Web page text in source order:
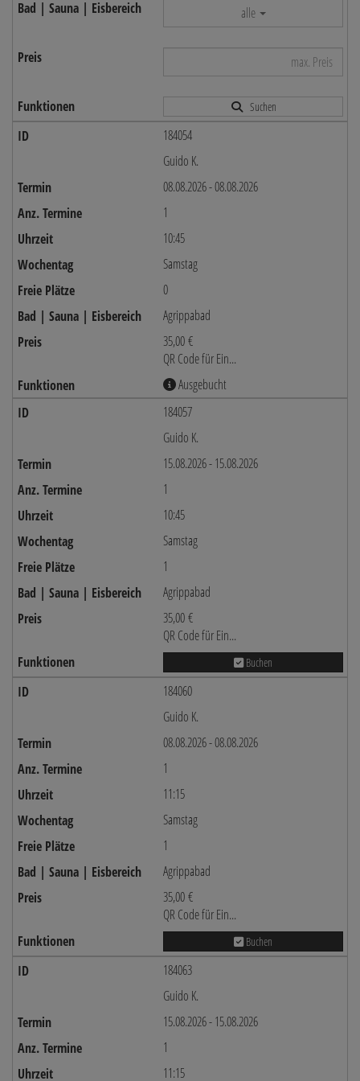
alle
Suchen
184054
Guido K.
08.08.2026 - 08.08.2026
1
10:45
Samstag
0
Agrippabad
35,00 €
QR Code für Ein...
Ausgebucht
184057
Guido K.
15.08.2026 - 15.08.2026
1
10:45
Samstag
1
Agrippabad
35,00 €
QR Code für Ein...
Buchen
184060
Guido K.
08.08.2026 - 08.08.2026
1
11:15
Samstag
1
Agrippabad
35,00 €
QR Code für Ein...
Buchen
184063
Guido K.
15.08.2026 - 15.08.2026
1
11:15